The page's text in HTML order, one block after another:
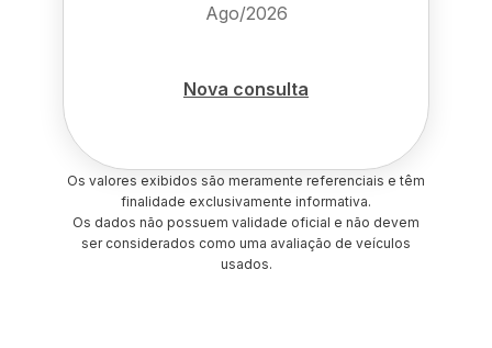
Ago/2026
Nova consulta
Os valores exibidos são meramente referenciais e têm
finalidade exclusivamente informativa.
Os dados não possuem validade oficial e não devem
ser considerados como uma avaliação de veículos
usados.